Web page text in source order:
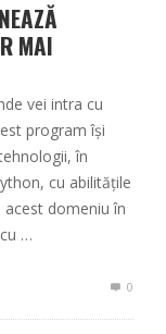
MAI
vei intra cu
program își
în
cu abilitățile
domeniu în
…
0